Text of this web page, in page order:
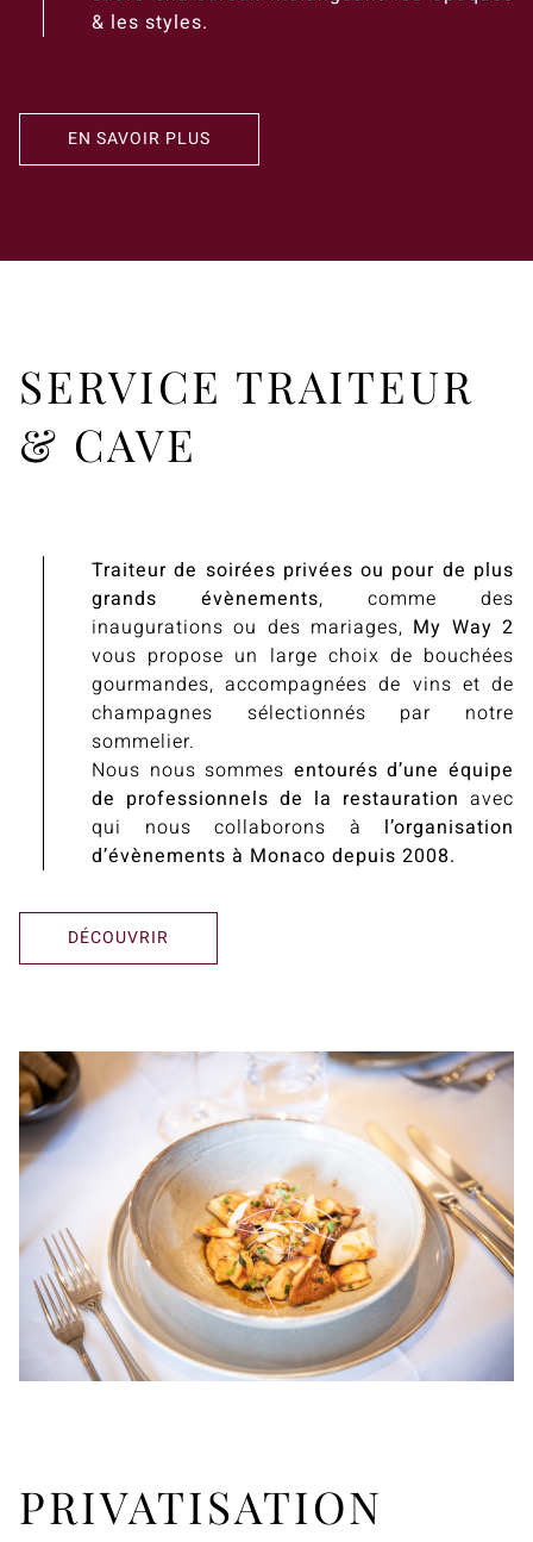
& les styles.
EN SAVOIR PLUS
SERVICE TRAITEUR
& CAVE
Traiteur de soirées privées ou pour de plus
grands évènements, comme des
inaugurations ou des mariages, My Way 2
vous propose un large choix de bouchées
gourmandes, accompagnées de vins et de
champagnes sélectionnés par notre
sommelier.
Nous nous sommes entourés d’une équipe
de professionnels de la restauration avec
qui nous collaborons à l’organisation
d’évènements à Monaco depuis 2008.
DÉCOUVRIR
PRIVATISATION